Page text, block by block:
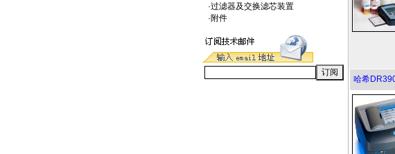
·过滤器及交换滤芯装置
·附件
哈希